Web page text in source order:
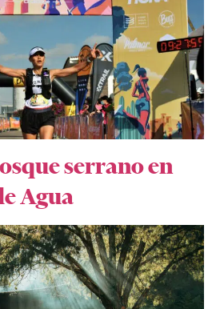
serrano en
Agua